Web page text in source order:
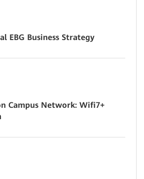
EBG Business Strategy
Campus Network: Wifi7+